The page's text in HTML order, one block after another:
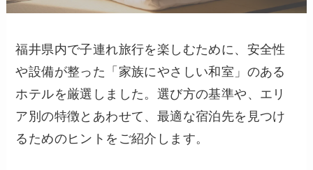
福井県内で子連れ旅行を楽しむために、安全性
や設備が整った「家族にやさしい和室」のある
ホテルを厳選しました。選び方の基準や、エリ
ア別の特徴とあわせて、最適な宿泊先を見つけ
るためのヒントをご紹介します。